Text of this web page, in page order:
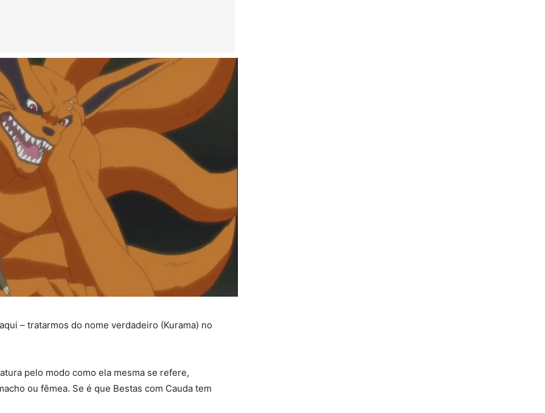
– tratarmos do nome verdadeiro (Kurama) no
pelo modo como ela mesma se refere,
ou fêmea. Se é que Bestas com Cauda tem